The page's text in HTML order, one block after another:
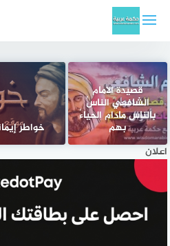
المحتوى
قصيدة الامام
الشافعي الناسُ
بالناسِ مادام الحياءُ
بهم خواطر
اعلان